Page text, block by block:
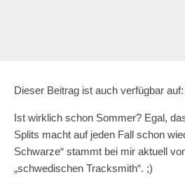
Dieser Beitrag ist auch verfügbar auf:
Ist wirklich schon Sommer? Egal,
Splits macht auf jeden Fall schon
Schwarze“ stammt bei mir aktuell
„schwedischen Tracksmith“. ;)